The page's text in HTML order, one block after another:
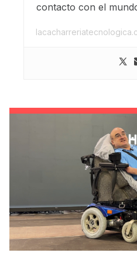
contacto con el